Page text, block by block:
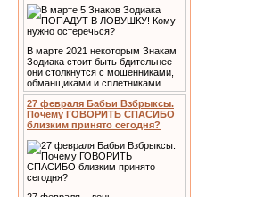
В марте 2021 некоторым Знакам
Зодиака стоит быть бдительнее -
они столкнутся с мошенниками,
обманщиками и сплетниками.
27 февраля Бабьи Взбрыксы.
Почему ГОВОРИТЬ СПАСИБО
близким принято сегодня?